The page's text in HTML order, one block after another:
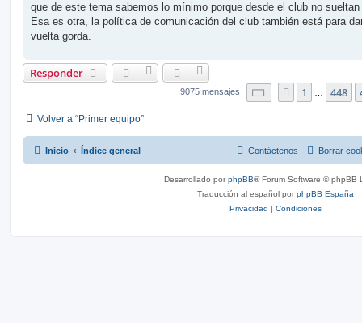
que de este tema sabemos lo mínimo porque desde el club no sueltan
Esa es otra, la política de comunicación del club también está para
vuelta gorda.
Responder
9075 mensajes Página450de454
Anterior
1 448
Volver a “Primer equipo”
Inicio Índice general Borrar
Contáctenos
Desarrollado porphpBB® Forum Software © phpBB
Traducción al español porphpBB España
Privacidad | Condiciones